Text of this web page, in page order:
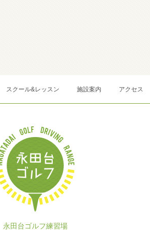
スクール&レッスン 施設案内 アクセス
永田台ゴルフ練習場